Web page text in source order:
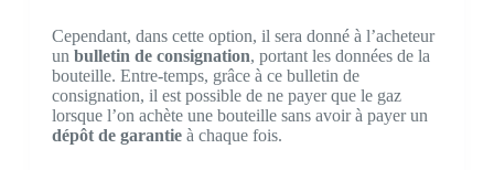
Cependant, dans cette option, il sera donné à l’acheteur
un bulletin de consignation, portant les données de la
bouteille. Entre-temps, grâce à ce bulletin de
consignation, il est possible de ne payer que le gaz
lorsque l’on achète une bouteille sans avoir à payer un
dépôt de garantieà chaque fois.